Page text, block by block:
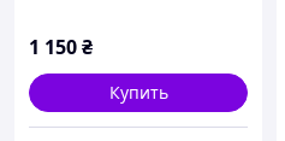
1 150₴
Купить